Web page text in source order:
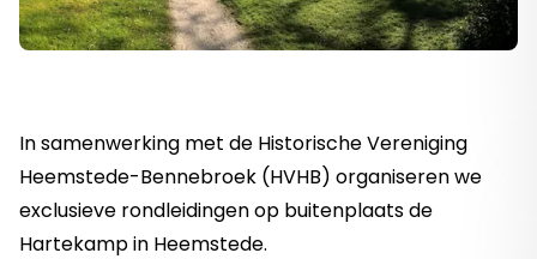
In samenwerking met de Historische Vereniging
Heemstede-Bennebroek (HVHB) organiseren we
exclusieve rondleidingen op buitenplaats de
Hartekamp in Heemstede.